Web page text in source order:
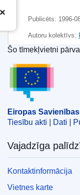
Publicēts: 1996-
Autoru kolektīvs:
Savienības Tiesa
CELEX : C1996/
OJ :
Eiropas
Šo tīmekļvietni
Eiropas
Tiesību akti | Dati |
Vajadzīga
Kontaktinformācija
Vietnes karte